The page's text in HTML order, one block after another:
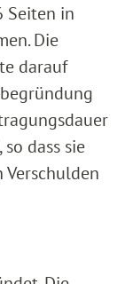
Seiten in
Die
darauf
dass sie